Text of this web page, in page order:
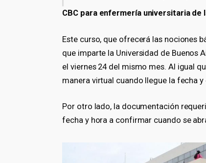
CBC para enfermería universitaria de
Este curso, que ofrecerá las nociones
que imparte la Universidad de Buenos
el viernes 24 del mismo mes. Al igual
manera virtual cuando llegue la fecha y
Por otro lado, la documentación
fecha y hora a confirmar cuando se